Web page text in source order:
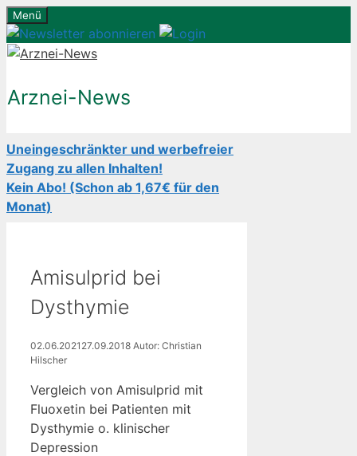
Zum
Inhalt
springen
Menü
Arznei-News
Uneingeschränkter und werbefreier
Zugang zu allen Inhalten!
Kein Abo! (Schon ab 1,67€ für den
Monat)
Amisulprid bei
Dysthymie
02.06.2021 27.09.2018 Autor: Christian
Hilscher
Vergleich von Amisulprid mit
Fluoxetin bei Patienten mit
Dysthymie o. klinischer
Depression